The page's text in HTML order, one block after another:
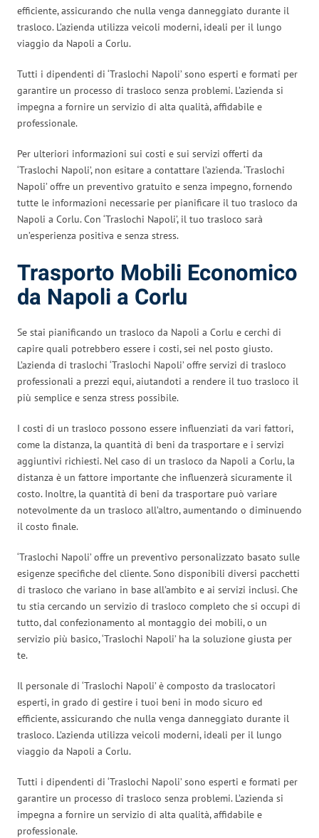
efficiente, assicurando che nulla venga danneggiato durante il
trasloco. L’azienda utilizza veicoli moderni, ideali per il lungo
viaggio da Napoli a Corlu.
Tutti i dipendenti di ‘Traslochi Napoli’ sono esperti e formati per
garantire un processo di trasloco senza problemi. L’azienda si
impegna a fornire un servizio di alta qualità, affidabile e
professionale.
Per ulteriori informazioni sui costi e sui servizi offerti da
‘Traslochi Napoli’, non esitare a contattare l’azienda. ‘Traslochi
Napoli’ offre un preventivo gratuito e senza impegno, fornendo
tutte le informazioni necessarie per pianificare il tuo trasloco da
Napoli a Corlu. Con ‘Traslochi Napoli’, il tuo trasloco sarà
un’esperienza positiva e senza stress.
Trasporto Mobili Economico
da Napoli a Corlu
Se stai pianificando un trasloco da Napoli a Corlu e cerchi di
capire quali potrebbero essere i costi, sei nel posto giusto.
L’azienda di traslochi ‘Traslochi Napoli’ offre servizi di trasloco
professionali a prezzi equi, aiutandoti a rendere il tuo trasloco il
più semplice e senza stress possibile.
I costi di un trasloco possono essere influenziati da vari fattori,
come la distanza, la quantità di beni da trasportare e i servizi
aggiuntivi richiesti. Nel caso di un trasloco da Napoli a Corlu, la
distanza è un fattore importante che influenzerà sicuramente il
costo. Inoltre, la quantità di beni da trasportare può variare
notevolmente da un trasloco all’altro, aumentando o diminuendo
il costo finale.
‘Traslochi Napoli’ offre un preventivo personalizzato basato sulle
esigenze specifiche del cliente. Sono disponibili diversi pacchetti
di trasloco che variano in base all’ambito e ai servizi inclusi. Che
tu stia cercando un servizio di trasloco completo che si occupi di
tutto, dal confezionamento al montaggio dei mobili, o un
servizio più basico, ‘Traslochi Napoli’ ha la soluzione giusta per
te.
Il personale di ‘Traslochi Napoli’ è composto da traslocatori
esperti, in grado di gestire i tuoi beni in modo sicuro ed
efficiente, assicurando che nulla venga danneggiato durante il
trasloco. L’azienda utilizza veicoli moderni, ideali per il lungo
viaggio da Napoli a Corlu.
Tutti i dipendenti di ‘Traslochi Napoli’ sono esperti e formati per
garantire un processo di trasloco senza problemi. L’azienda si
impegna a fornire un servizio di alta qualità, affidabile e
professionale.